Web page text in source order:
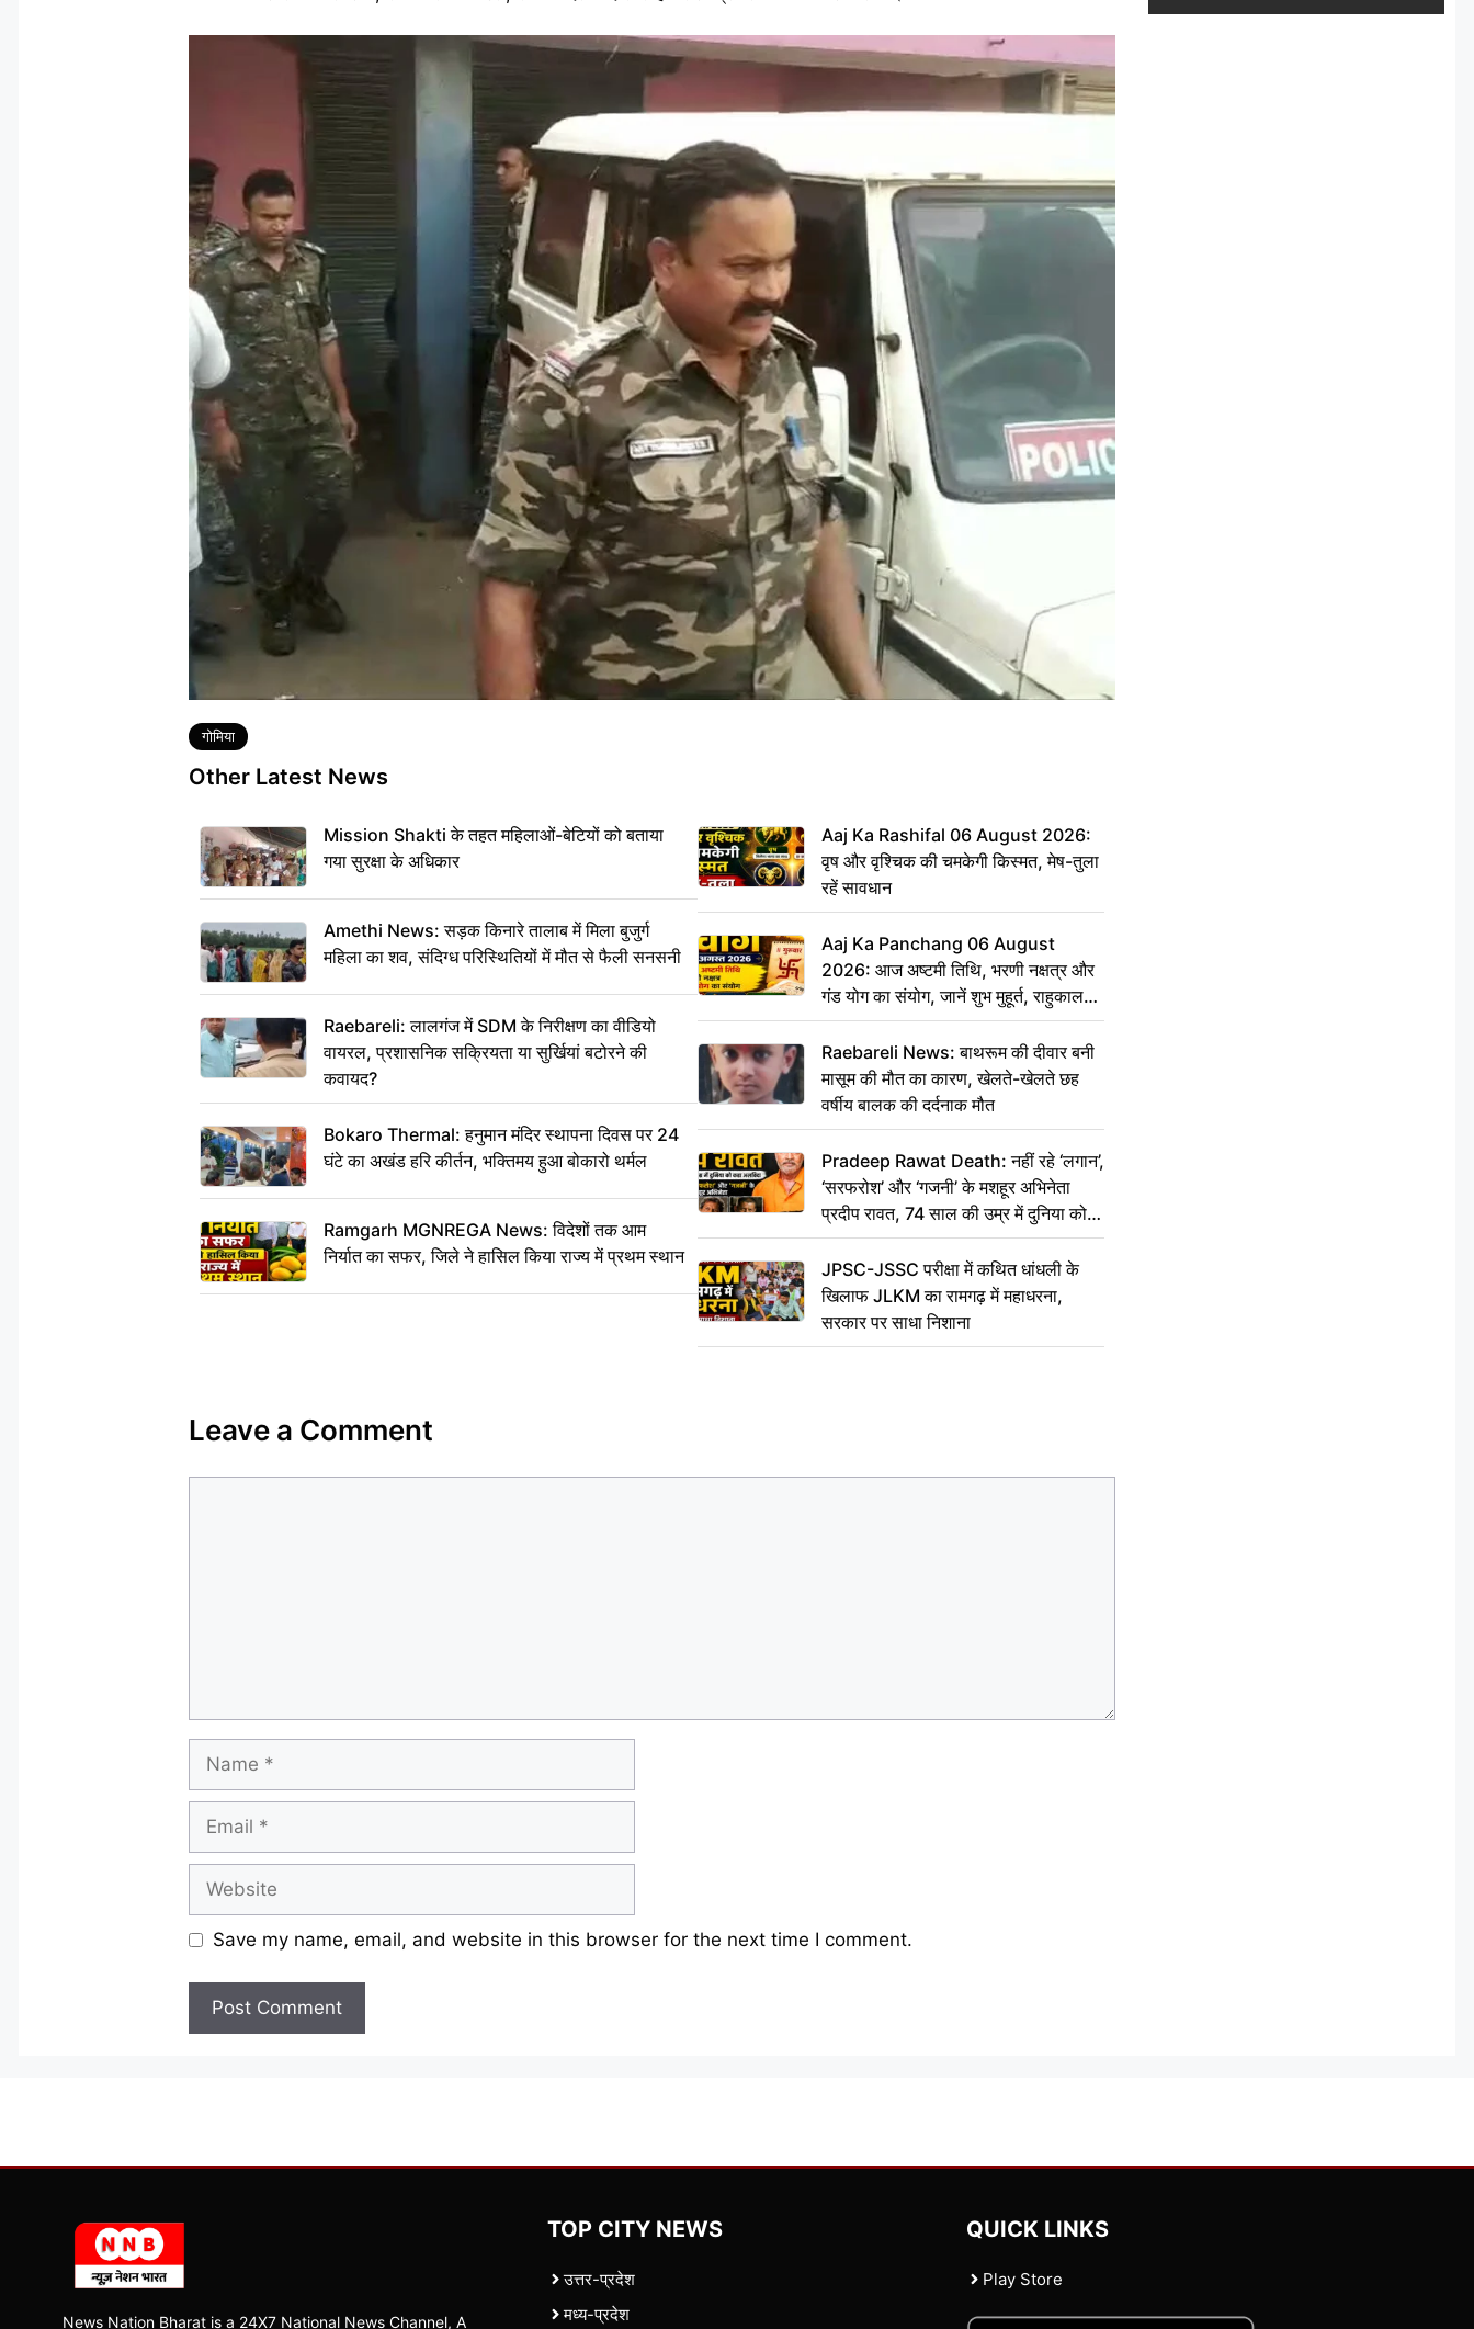
Tags
गोमिया
Other Latest News
Mission Shakti के तहत महिलाओं-बेटियों को बताया
गया सुरक्षा के अधिकार
Amethi News: सड़क किनारे तालाब में मिला बुजुर्ग
महिला का शव, संदिग्ध परिस्थितियों में मौत से फैली सनसनी
Raebareli: लालगंज में SDM के निरीक्षण का वीडियो
वायरल, प्रशासनिक सक्रियता या सुर्खियां बटोरने की
कवायद?
Bokaro Thermal: हनुमान मंदिर स्थापना दिवस पर 24
घंटे का अखंड हरि कीर्तन, भक्तिमय हुआ बोकारो थर्मल
Ramgarh MGNREGA News: विदेशों तक आम
निर्यात का सफर, जिले ने हासिल किया राज्य में प्रथम स्थान
Aaj Ka Rashifal 06 August 2026:
वृष और वृश्चिक की चमकेगी किस्मत, मेष-तुला
रहें सावधान
Aaj Ka Panchang 06 August
2026: आज अष्टमी तिथि, भरणी नक्षत्र और
गंड योग का संयोग, जानें शुभ मुहूर्त, राहुकाल
और दिनभर का पंचांग
Raebareli News: बाथरूम की दीवार बनी
मासूम की मौत का कारण, खेलते-खेलते छह
वर्षीय बालक की दर्दनाक मौत
Pradeep Rawat Death: नहीं रहे ‘लगान’,
‘सरफरोश’ और ‘गजनी’ के मशहूर अभिनेता
प्रदीप रावत, 74 साल की उम्र में दुनिया को
कहा अलविदा
JPSC-JSSC परीक्षा में कथित धांधली के
खिलाफ JLKM का रामगढ़ में महाधरना,
सरकार पर साधा निशाना
Leave a Comment
Name
Email
Website
Save my name, email, and website in this browser for the next time I comment.
राहुकाल और दिनभर का
News Nation Bharat is a 24X7 National News Channel, A
TOP CITY NEWS
उत्तर-प्रदेश
मध्य-प्रदेश
QUICK LINKS
Play Store